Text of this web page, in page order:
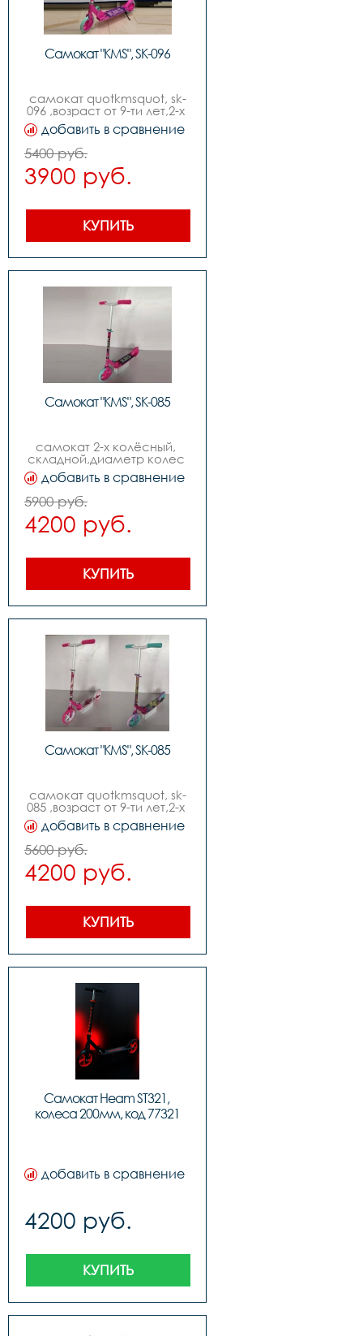
Самокат "KMS", SK-096
самокат quotkmsquot, sk-
096 ,возраст от 9-ти лет,2-х
колесный,диаметр колес
170мм ,руль с
регулировкой, изогнутый
quotbird typequot,без
индивидуальной
упаковки,складной
добавить в сравнение
5400 руб.
3900 руб.
КУПИТЬ
Самокат "KMS", SK-085
самокат 2-х колёсный,
складной,диаметр колес
210мм ,возраст от 9-ти лет
добавить в сравнение
5900 руб.
4200 руб.
КУПИТЬ
Самокат "KMS", SK-085
самокат quotkmsquot, sk-
085 ,возраст от 9-ти лет,2-х
колесный ,диаметр колес
210мм ,руль с
регулировкой, изогнутый
quotbird typequot,без
индивидуальной упаковки
,складной.
добавить в сравнение
5600 руб.
4200 руб.
КУПИТЬ
Самокат Heam ST321,
колеса 200мм, код 77321
добавить в сравнение
4200 руб.
КУПИТЬ